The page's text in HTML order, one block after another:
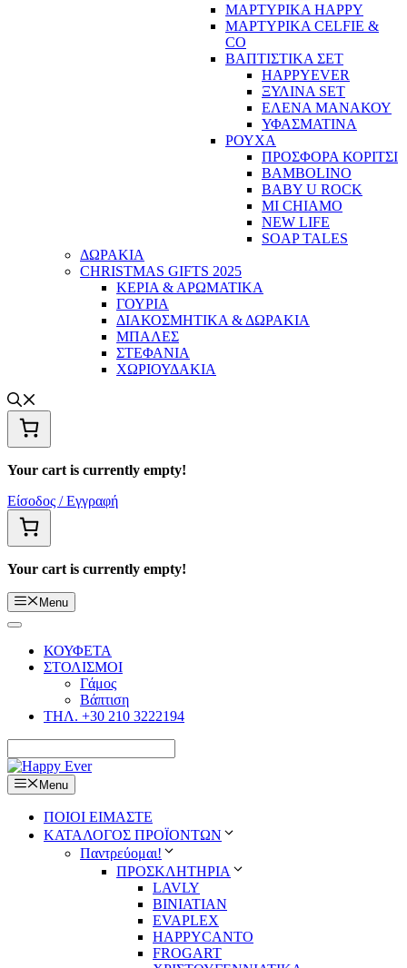
ΜΑΡΤΥΡΙΚΑ HAPPY
ΜΑΡΤΥΡΙΚΑ CELFIE &
CO
ΒΑΠΤΙΣΤΙΚΑ ΣΕΤ
HAPPYEVER
ΞΥΛΙΝΑ SET
ΕΛΕΝΑ ΜΑΝΑΚΟΥ
ΥΦΑΣΜΑΤΙΝΑ
ΡΟΥΧΑ
ΠΡΟΣΦΟΡΑ ΚΟΡΙΤΣΙ
BAMBOLINO
BABY U ROCK
MI CHIAMO
NEW LIFE
SOAP TALES
ΔΩΡΑΚΙΑ
CHRISTMAS GIFTS 2025
ΚΕΡΙΑ & ΑΡΩΜΑΤΙΚΑ
ΓΟΥΡΙΑ
ΔΙΑΚΟΣΜΗΤΙΚΑ & ΔΩΡΑΚΙΑ
ΜΠΑΛΕΣ
ΣΤΕΦΑΝΙΑ
ΧΩΡΙΟΥΔΑΚΙΑ
Your cart is currently empty!
Είσοδος / Εγγραφή
Your cart is currently empty!
Menu
ΚΟΥΦΕΤΑ
ΣΤΟΛΙΣΜΟΙ
Γάμος
Βάπτιση
ΤΗΛ. +30 210 3222194
Menu
ΠΟΙΟΙ ΕΙΜΑΣΤΕ
ΚΑΤΑΛΟΓΟΣ ΠΡΟΪΟΝΤΩΝ
Παντρεύομαι!
ΠΡΟΣΚΛΗΤΗΡΙΑ
LAVLY
BINIATIAN
EVAPLEX
HAPPYCANTO
FROGART